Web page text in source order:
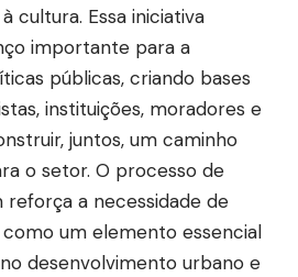
cultura. Essa iniciativa
importante para a
públicas, criando bases
instituições, moradores e
juntos, um caminho
o setor. O processo de
reforça a necessidade de
um elemento essencial
desenvolvimento urbano e